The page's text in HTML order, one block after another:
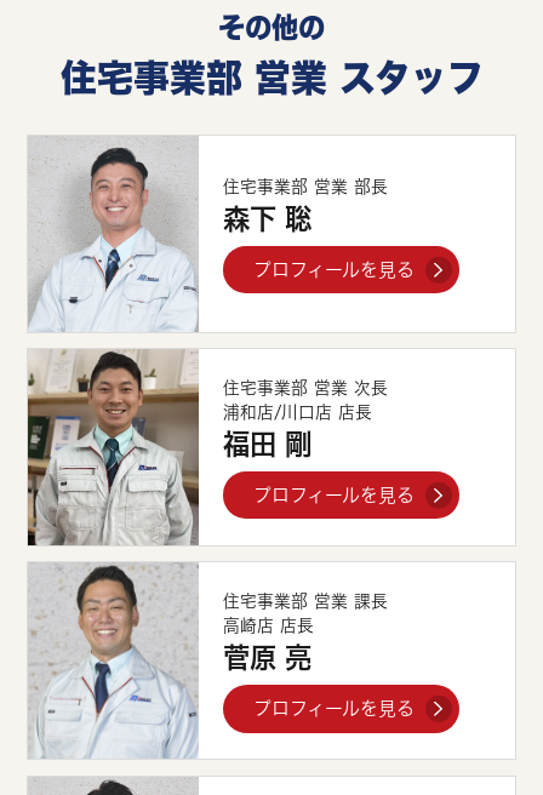
その他の
住宅事業部 営業 スタッフ
住宅事業部 営業 部長
森下 聡
プロフィールを見る
住宅事業部 営業 次長
浦和店/川口店 店長
福田 剛
プロフィールを見る
住宅事業部 営業 課長
高崎店 店長
菅原 亮
プロフィールを見る